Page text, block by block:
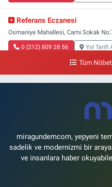
Referans Eczanesi
Osmaniye Mahallesi, Cami Sokak
0 (212) 809 28 56 Yol Tarifi
Tüm
miragundemcom, yepyeni
sadelik ve modernizmi bir
ve insanlara haber